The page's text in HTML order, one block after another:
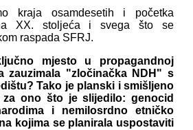
kraja osamdesetih i početka
XX. stoljeća i svega što se
raspada SFRJ.
mjesto u propagandnoj
zauzimala "zločinačka NDH" s
Tako je planski i smišljeno
za ono što je slijedilo: genocid
i nemilosrdno etničko
kojima se planirala uspostaviti